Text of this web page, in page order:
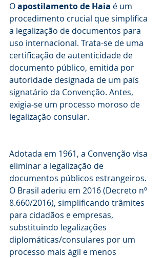
O apostilamento de Haia é um
procedimento crucial que simplifica
a legalização de documentos para
uso internacional. Trata-se de uma
certificação de autenticidade de
documento público, emitida por
autoridade designada de um país
signatário da Convenção. Antes,
exigia-se um processo moroso de
legalização consular.
Adotada em 1961, a Convenção visa
eliminar a legalização de
documentos públicos estrangeiros.
O Brasil aderiu em 2016 (Decreto nº
8.660/2016), simplificando trâmites
para cidadãos e empresas,
substituindo legalizações
diplomáticas/consulares por um
processo mais ágil e menos